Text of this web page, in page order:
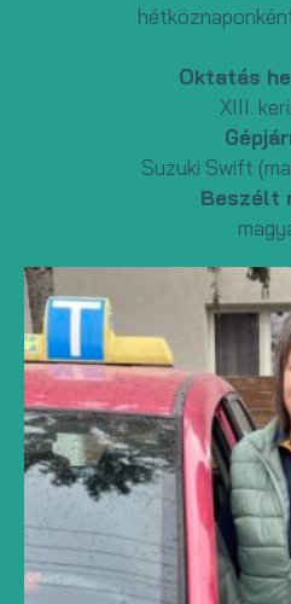
Oktatás
XIII.
Suzuki Swift
Beszélt